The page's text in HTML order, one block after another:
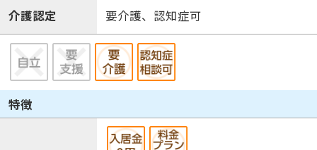
介護認定 要介護、認知症可
特徴